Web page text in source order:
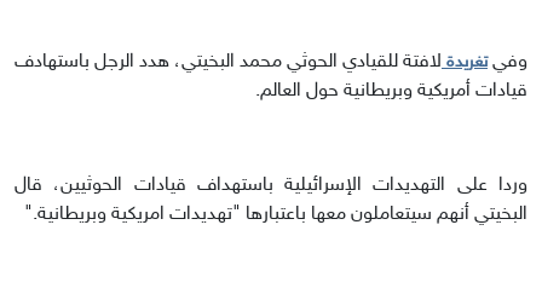
وفيتغريدة لافتة للقيادي الحوثي محمد البخيتي، هدد الرجل باستهادف
قيادات أمريكية وبريطانية حول العالم.
وردا على التهديدات الإسرائيلية باستهداف قيادات الحوثيين، قال
البخيتي أنهم سيتعاملون معها باعتبارها "تهديدات امريكية وبريطانية."